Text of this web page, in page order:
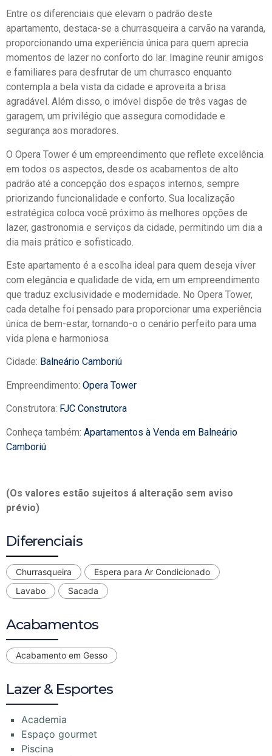
Entre os diferenciais que elevam o padrão deste
apartamento, destaca-se a churrasqueira a carvão na varanda,
proporcionando uma experiência única para quem aprecia
momentos de lazer no conforto do lar. Imagine reunir amigos
e familiares para desfrutar de um churrasco enquanto
contempla a bela vista da cidade e aproveita a brisa
agradável. Além disso, o imóvel dispõe de três vagas de
garagem, um privilégio que assegura comodidade e
segurança aos moradores.
O Opera Tower é um empreendimento que reflete excelência
em todos os aspectos, desde os acabamentos de alto
padrão até a concepção dos espaços internos, sempre
priorizando funcionalidade e conforto. Sua localização
estratégica coloca você próximo às melhores opções de
lazer, gastronomia e serviços da cidade, permitindo um dia a
dia mais prático e sofisticado.
Este apartamento é a escolha ideal para quem deseja viver
com elegância e qualidade de vida, em um empreendimento
que traduz exclusividade e modernidade. No Opera Tower,
cada detalhe foi pensado para proporcionar uma experiência
única de bem-estar, tornando-o o cenário perfeito para uma
vida plena e harmoniosa
Cidade: Balneário Camboriú
Empreendimento: Opera Tower
Construtora: FJC Construtora
Conheça também: Apartamentos à Venda em Balneário
Camboriú
(Os valores estão sujeitos á alteração sem aviso
prévio)
Diferenciais
Churrasqueira
Espera para Ar Condicionado
Lavabo
Sacada
Acabamentos
Acabamento em Gesso
Lazer & Esportes
Academia
Espaço gourmet
Piscina